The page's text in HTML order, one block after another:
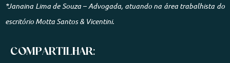
*Janaina Lima de Souza – Advogada, atuando na área trabalhista do
escritório Motta Santos & Vicentini.
COMPARTILHAR: